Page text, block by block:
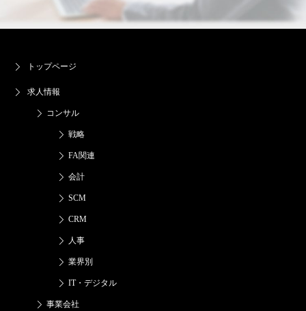
トップページ
求人情報
コンサル
戦略
FA関連
会計
SCM
CRM
人事
業界別
IT・デジタル
事業会社